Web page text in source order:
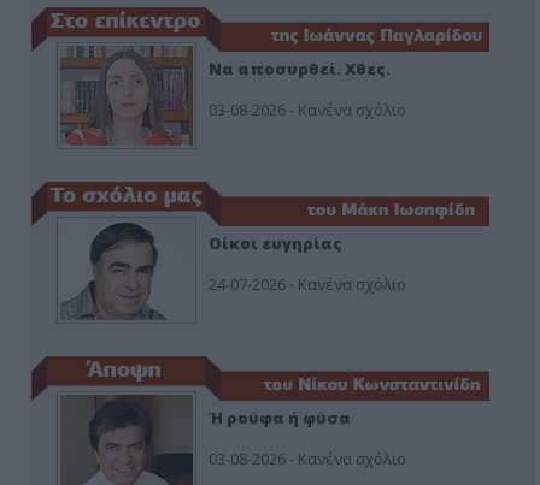
Να αποσυρθεί. Χθες.
03-08-2026 - Κανένα σχόλιο
Οίκοι ευγηρίας
24-07-2026 - Κανένα σχόλιο
Ή ρούφα ή φύσα
03-08-2026 - Κανένα σχόλιο